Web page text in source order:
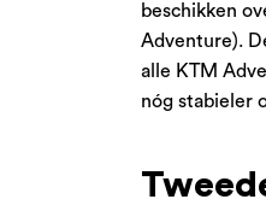
beschikken
Adventure).
alle KTM
nóg stabieler